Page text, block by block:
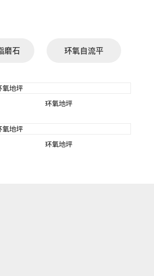
磨石 环氧自流平
环氧地坪
环氧地坪